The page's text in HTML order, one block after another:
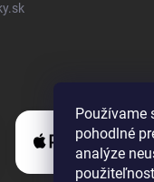
Používame
pohodlné
analýze